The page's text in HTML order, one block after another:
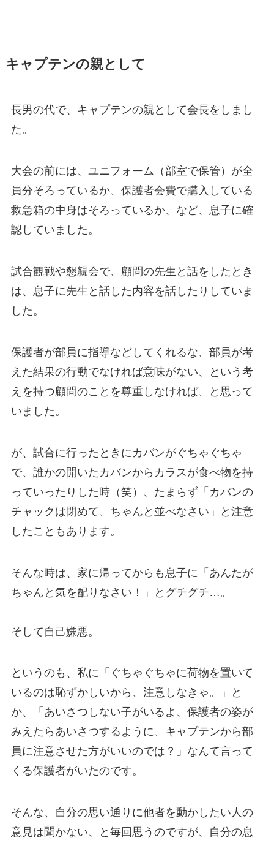
キャプテンの親として
長男の代で、キャプテンの親として会長をしまし
た。
大会の前には、ユニフォーム（部室で保管）が全
員分そろっているか、保護者会費で購入している
救急箱の中身はそろっているか、など、息子に確
認していました。
試合観戦や懇親会で、顧問の先生と話をしたとき
は、息子に先生と話した内容を話したりしていま
した。
保護者が部員に指導などしてくれるな、部員が考
えた結果の行動でなければ意味がない、という考
えを持つ顧問のことを尊重しなければ、と思って
いました。
が、試合に行ったときにカバンがぐちゃぐちゃ
で、誰かの開いたカバンからカラスが食べ物を持
っていったりした時（笑）、たまらず「カバンの
チャックは閉めて、ちゃんと並べなさい」と注意
したこともあります。
そんな時は、家に帰ってからも息子に「あんたが
ちゃんと気を配りなさい！」とグチグチ…。
そして自己嫌悪。
というのも、私に「ぐちゃぐちゃに荷物を置いて
いるのは恥ずかしいから、注意しなきゃ。」と
か、「あいさつしない子がいるよ、保護者の姿が
みえたらあいさつするように、キャプテンから部
員に注意させた方がいいのでは？」なんて言って
くる保護者がいたのです。
そんな、自分の思い通りに他者を動かしたい人の
意見は聞かない、と毎回思うのですが、自分の息